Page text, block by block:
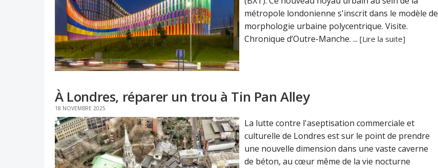
métropole londonienne s'inscrit dans le modèle de
morphologie urbaine polycentrique. Visite.
Chronique d’Outre-Manche. ... [Lire la suite]
À Londres, réparer un trou à Tin Pan Alley
18 NOVEMBRE 2025
La lutte contre l'aseptisation commerciale et
culturelle de Londres est sur le point de prendre
une nouvelle dimension dans une vaste caverne
de béton, au cœur même de la vie nocturne